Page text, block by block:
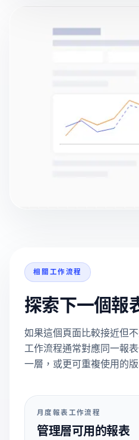
相關工作流程
探索下一個報
如果這個頁面比較接近但
工作流程通常對應同一報
一層，或更可重複使用的版
月度報表工作流程
管理層可用的報表